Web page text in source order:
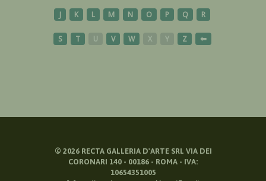
J K L M N O P Q R
S T U V W X Y Z ⬅
© 2026RECTA GALLERIA D'ARTE SRL VIA DEI
CORONARI 140 - 00186 - ROMA - IVA:
10654351005